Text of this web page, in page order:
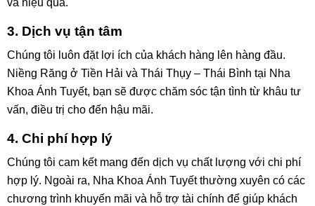
3. Dịch vụ tận tâm
Chúng tôi luôn đặt lợi ích của khách hàng lên hàng đầu.
Niềng Răng ở Tiền Hải và Thái Thụy – Thái Bình tại Nha
Khoa Ánh Tuyết, bạn sẽ được chăm sóc tận tình từ khâu tư
vấn, điều trị cho đến hậu mãi.
4. Chi phí hợp lý
Chúng tôi cam kết mang đến dịch vụ chất lượng với chi phí
hợp lý. Ngoài ra, Nha Khoa Ánh Tuyết thường xuyên có các
chương trình khuyến mãi và hỗ trợ tài chính để giúp khách